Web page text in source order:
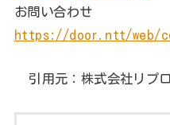
お問い合わせ
https://door.ntt/web/
引用元：株式会社リプ